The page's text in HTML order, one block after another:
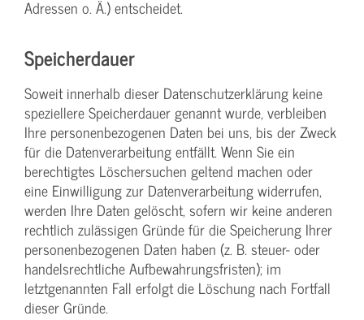
Adressen o. Ä.) entscheidet.
Speicherdauer
Soweit innerhalb dieser Datenschutzerklärung keine
speziellere Speicherdauer genannt wurde, verbleiben
Ihre personenbezogenen Daten bei uns, bis der Zweck
für die Datenverarbeitung entfällt. Wenn Sie ein
berechtigtes Löschersuchen geltend machen oder
eine Einwilligung zur Datenverarbeitung widerrufen,
werden Ihre Daten gelöscht, sofern wir keine anderen
rechtlich zulässigen Gründe für die Speicherung Ihrer
personenbezogenen Daten haben (z. B. steuer- oder
handelsrechtliche Aufbewahrungsfristen); im
letztgenannten Fall erfolgt die Löschung nach Fortfall
dieser Gründe.